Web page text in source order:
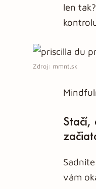
len
Zdroj: mmnt.sk
Stačí,
vám